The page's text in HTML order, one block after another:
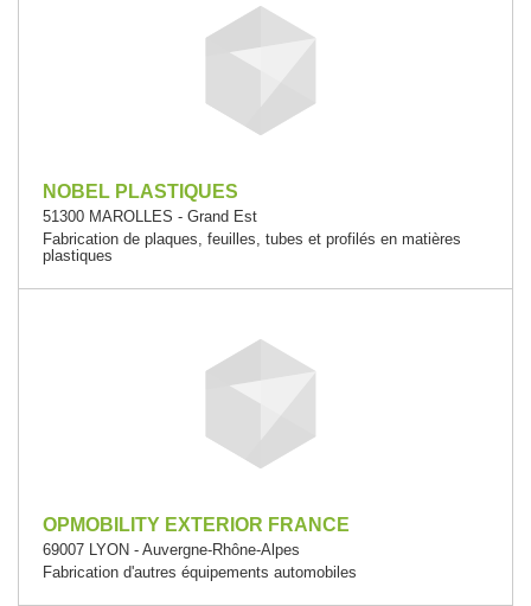
NOBEL PLASTIQUES
51300 MAROLLES - Grand Est
Fabrication de plaques, feuilles, tubes et profilés en matières
plastiques
OPMOBILITY EXTERIOR FRANCE
69007 LYON - Auvergne-Rhône-Alpes
Fabrication d'autres équipements automobiles